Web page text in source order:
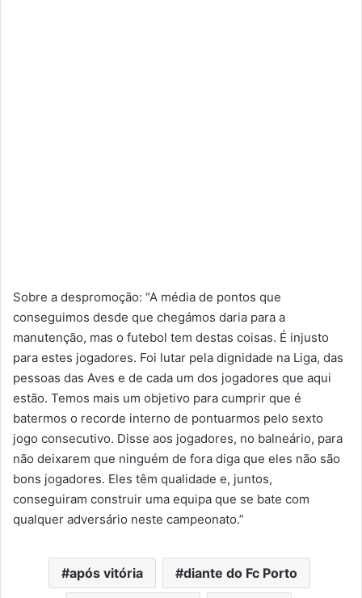
Sobre a despromoção: “A média de pontos que
conseguimos desde que chegámos daria para a
manutenção, mas o futebol tem destas coisas. É injusto
para estes jogadores. Foi lutar pela dignidade na Liga, das
pessoas das Aves e de cada um dos jogadores que aqui
estão. Temos mais um objetivo para cumprir que é
batermos o recorde interno de pontuarmos pelo sexto
jogo consecutivo. Disse aos jogadores, no balneário, para
não deixarem que ninguém de fora diga que eles não são
bons jogadores. Eles têm qualidade e, juntos,
conseguiram construir uma equipa que se bate com
qualquer adversário neste campeonato.”
após vitória diante do Fc Porto